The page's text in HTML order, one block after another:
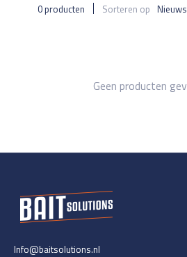
0 producten Sorteren op
Geen producten
Info@baitsolutions.nl